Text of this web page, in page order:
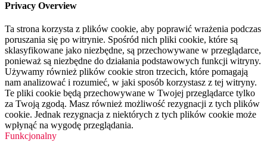
Privacy Overview
Ta strona korzysta z plików cookie, aby poprawić wrażenia podczas
poruszania się po witrynie. Spośród nich pliki cookie, które są
sklasyfikowane jako niezbędne, są przechowywane w przeglądarce,
ponieważ są niezbędne do działania podstawowych funkcji witryny.
Używamy również plików cookie stron trzecich, które pomagają
nam analizować i rozumieć, w jaki sposób korzystasz z tej witryny.
Te pliki cookie będą przechowywane w Twojej przeglądarce tylko
za Twoją zgodą. Masz również możliwość rezygnacji z tych plików
cookie. Jednak rezygnacja z niektórych z tych plików cookie może
wpłynąć na wygodę przeglądania.
Funkcjonalny